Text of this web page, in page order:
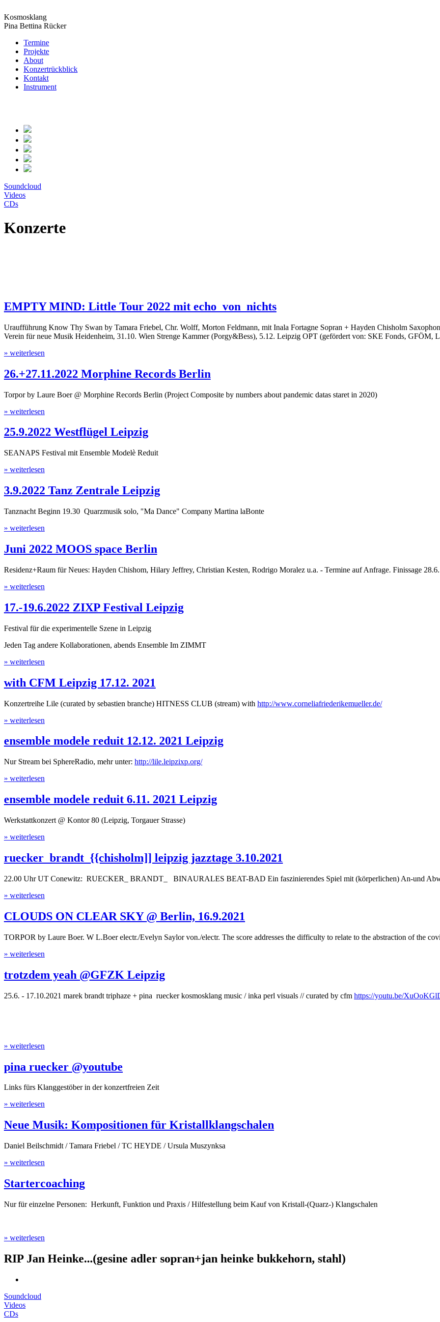
Kosmosklang
Pina Bettina Rücker
Termine
Projekte
About
Konzertrückblick
Kontakt
Instrument
Soundcloud
Videos
CDs
Konzerte
EMPTY MIND: Little Tour 2022 mit echo_von_nichts
Uraufführung Know Thy Swan by Tamara Friebel, Chr. Wolff, Morton Feldmann, mit Inala Fortagne Sopran + Hayden Chisholm
Verein für neue Musik Heidenheim, 31.10. Wien Strenge Kammer (Porgy&Bess), 5.12. Leipzig OPT (gefördert von: SKE Fonds, GFÖM,
» weiterlesen
26.+27.11.2022 Morphine Records Berlin
Torpor by Laure Boer @ Morphine Records Berlin (Project Composite by numbers about pandemic datas staret in 2020)
» weiterlesen
25.9.2022 Westflügel Leipzig
SEANAPS Festival mit Ensemble Modelè Reduit
» weiterlesen
3.9.2022 Tanz Zentrale Leipzig
Tanznacht Beginn 19.30 Quarzmusik solo, "Ma Dance" Company Martina laBonte
» weiterlesen
Juni 2022 MOOS space Berlin
Residenz+Raum für Neues: Hayden Chishom, Hilary Jeffrey, Christian Kesten, Rodrigo Moralez u.a. - Termine auf Anfrage. Finissage
» weiterlesen
17.-19.6.2022 ZIXP Festival Leipzig
Festival für die experimentelle Szene in Leipzig
Jeden Tag andere Kollaborationen, abends Ensemble Im ZIMMT
» weiterlesen
with CFM Leipzig 17.12. 2021
Konzertreihe Lile (curated by sebastien branche) HITNESS CLUB (stream) with http://www.corneliafriederikemueller.de/
» weiterlesen
ensemble modele reduit 12.12. 2021 Leipzig
Nur Stream bei SphereRadio, mehr unter: http://lile.leipzixp.org/
» weiterlesen
ensemble modele reduit 6.11. 2021 Leipzig
Werkstattkonzert @ Kontor 80 (Leipzig, Torgauer Strasse)
» weiterlesen
ruecker_brandt_{{chisholm]] leipzig jazztage 3.10.2021
22.00 Uhr UT Conewitz: RUECKER_ BRANDT_ BINAURALES BEAT-BAD Ein faszinierendes Spiel mit (körperlichen) An-und
» weiterlesen
CLOUDS ON CLEAR SKY @ Berlin, 16.9.2021
TORPOR by Laure Boer. W L.Boer electr./Evelyn Saylor von./electr. The score addresses the difficulty to relate to the abstraction of the
» weiterlesen
trotzdem yeah @GFZK Leipzig
25.6. - 17.10.2021 marek brandt triphaze + pina ruecker kosmosklang music / inka perl visuals // curated by cfm https://youtu.be/
» weiterlesen
pina ruecker @youtube
Links fürs Klanggestöber in der konzertfreien Zeit
» weiterlesen
Neue Musik: Kompositionen für Kristallklangschalen
Daniel Beilschmidt / Tamara Friebel / TC HEYDE / Ursula Muszynksa
» weiterlesen
Startercoaching
Nur für einzelne Personen: Herkunft, Funktion und Praxis / Hilfestellung beim Kauf von Kristall-(Quarz-) Klangschalen
» weiterlesen
RIP Jan Heinke...(gesine adler sopran+jan heinke bukkehorn, stahl)
Soundcloud
Videos
CDs